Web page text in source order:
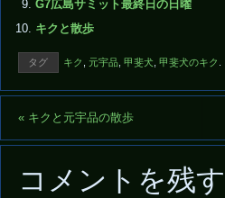
G7広島サミット最終日の日曜
キクと散歩
タグ キク 元宇品, 甲斐犬 甲斐犬のキク
«キクと元宇品の散歩
コメントを残す